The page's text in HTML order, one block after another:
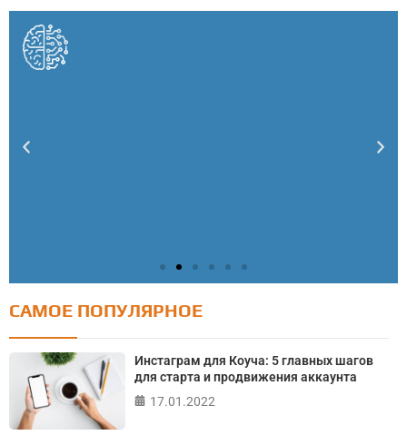
Тест: Как я контролирую свою жизнь?
Онлайн тест на основе шкалы локуса контроля
Джулиана Роттера
САМОЕ ПОПУЛЯРНОЕ
Инстаграм для Коуча: 5 главных шагов
для старта и продвижения аккаунта
17.01.2022